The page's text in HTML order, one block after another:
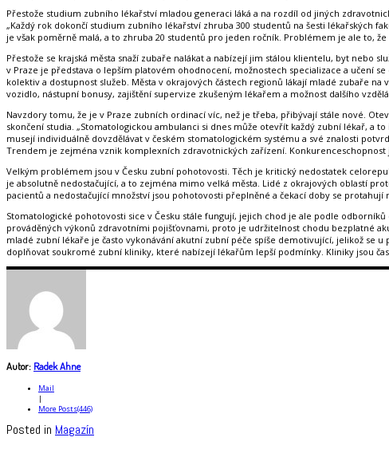
Přestože studium zubního lékařství mladou generaci láká a na rozdíl od jiných
„Každý rok dokončí studium zubního lékařství zhruba 300 studentů na šesti lékařských
je však poměrně malá, a to zhruba 20 studentů pro jeden ročník. Problémem je ale to,
Přestože se krajská města snaží zubaře nalákat a nabízejí jim stálou klientelu, byt nebo
v Praze je představa o lepším platovém ohodnocení, možnostech specializace a učení
kolektiv a dostupnost služeb. Města v okrajových částech regionů lákají mladé zubaře
vozidlo, nástupní bonusy, zajištění supervize zkušeným lékařem a možnost dalšího
Navzdory tomu, že je v Praze zubních ordinací víc, než je třeba, přibývají stále nové.
skončení studia. „Stomatologickou ambulanci si dnes může otevřít každý zubní lékař,
musejí individuálně dovzdělávat v českém stomatologickém systému a své znalosti
Trendem je zejména vznik komplexních zdravotnických zařízení.
Velkým problémem jsou v Česku zubní pohotovosti. Těch je kritický nedostatek
je absolutně nedostačující, a to zejména mimo velká města. Lidé z okrajových oblastí
pacientů a nedostačující množství jsou pohotovosti přeplněné a čekací doby se protahují
Stomatologické pohotovosti sice v Česku stále fungují, jejich chod je ale podle
prováděných výkonů zdravotními pojišťovnami, proto je udržitelnost chodu bezplatné
mladé zubní lékaře je často vykonávání akutní zubní péče spíše demotivující, jelikož se
doplňovat soukromé zubní kliniky, které nabízejí lékařům lepší podmínky. Kliniky jsou
Autor: Radek Ahne
Mail
|
More Posts(446)
Posted in Magazín